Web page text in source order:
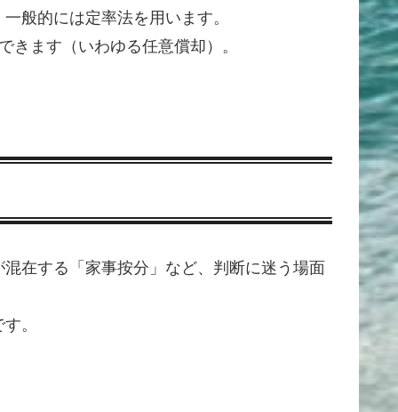
般的には定率法を用います。
ます（いわゆる任意償却）。
在する「家事按分」など、判断に迷う場面
。